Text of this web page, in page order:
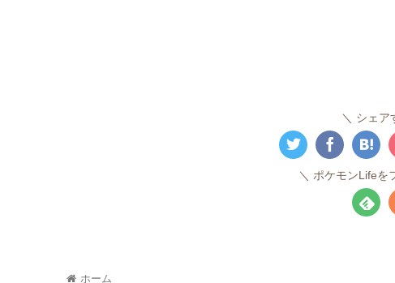
シェア
ポケモンLifeを
ホーム